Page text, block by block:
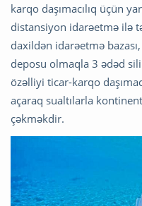
karqo daşımacılıq üçün
distansiyon idarəetmə ilə
daxildən idarəetmə
deposu olmaqla 3 ədəd
özəlliyi ticar-karqo
açaraq sualtılarla
çəkməkdir.